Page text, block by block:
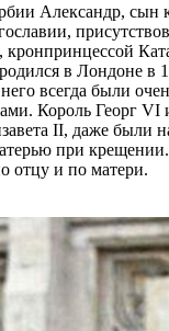
Александр, сын
кронпринцессой
в Лондоне в
всегда были
Король Георг VI
II, даже были
при
отцу и по матери.